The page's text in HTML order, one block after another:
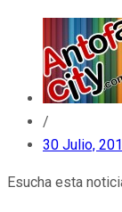
/
30 Julio,
Esucha esta